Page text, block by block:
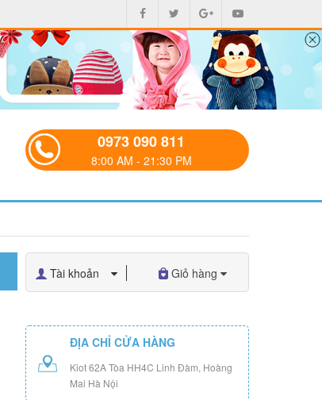
0973 090 811
8:00 AM - 21:30 PM
Tài khoản Giỏ hàng
ĐỊA CHỈ CỬA HÀNG
Kiot 62A Tòa HH4C Linh Đàm, Hoàng
Mai Hà Nội